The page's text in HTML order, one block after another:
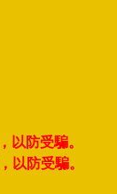
防受騙。
以防受騙。